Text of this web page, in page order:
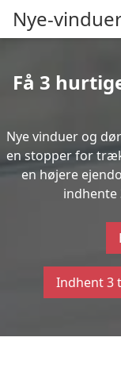
Nye-
Få 3
Nye vinduer og
en stopper for
en højere
indhente
Indhent 3